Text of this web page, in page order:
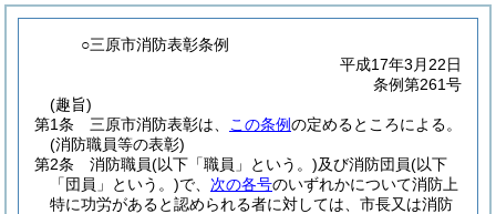
○三原市消防表彰条例
平成17年3月22日
条例第261号
(趣旨)
第1条
三原市消防表彰は、 この条例の定めるところによる。
(消防職員等の表彰)
第2条
消防職員(以下「職員」という。)及び消防団員(以下
「団員」という。)で、 次の各号のいずれかについて消防上
特に功労があると認められる者に対しては、市長又は消防